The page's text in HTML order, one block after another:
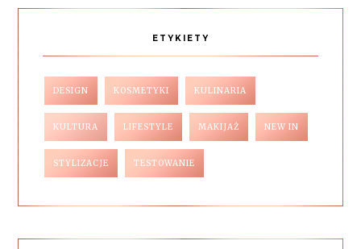
ETYKIETY
DESIGN KOSMETYKI KULINARIA
KULTURA LIFESTYLE MAKIJAŻ NEW IN
STYLIZACJE TESTOWANIE